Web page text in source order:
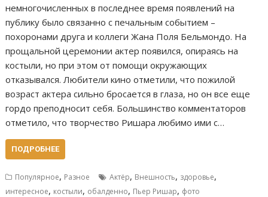
немногочисленных в последнее время появлений на
публику было связанно с печальным событием –
похоронами друга и коллеги Жана Поля Бельмондо. На
прощальной церемонии актер появился, опираясь на
костыли, но при этом от помощи окружающих
отказывался. Любители кино отметили, что пожилой
возраст актера сильно бросается в глаза, но он все еще
гордо преподносит себя. Большинство комментаторов
отметило, что творчество Ришара любимо ими с…
ПОДРОБНЕЕ
Популярное, Разное Актёр, Внешность, здоровье,
интересное, костыли, обалденно, Пьер Ришар, фото